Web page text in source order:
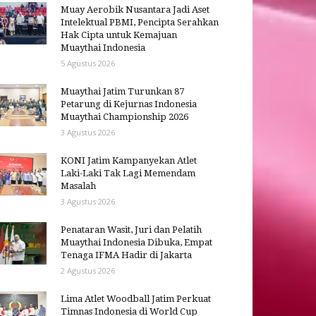
Muay Aerobik Nusantara Jadi Aset
Intelektual PBMI, Pencipta Serahkan
Hak Cipta untuk Kemajuan
Muaythai Indonesia
5 Agustus 2026
Muaythai Jatim Turunkan 87
Petarung di Kejurnas Indonesia
Muaythai Championship 2026
3 Agustus 2026
KONI Jatim Kampanyekan Atlet
Laki-Laki Tak Lagi Memendam
Masalah
3 Agustus 2026
Penataran Wasit, Juri dan Pelatih
Muaythai Indonesia Dibuka, Empat
Tenaga IFMA Hadir di Jakarta
2 Agustus 2026
Lima Atlet Woodball Jatim Perkuat
Timnas Indonesia di World Cup